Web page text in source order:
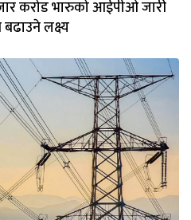
करोड भारुको आईपीओ जारी
लक्ष्य